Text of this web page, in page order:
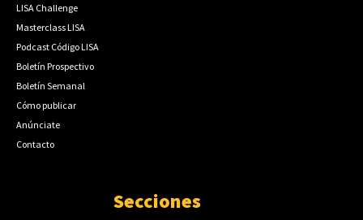
LISA Challenge
Masterclass LISA
Podcast Código LISA
Boletín Prospectivo
Boletín Semanal
Cómo publicar
Anúnciate
Contacto
Secciones